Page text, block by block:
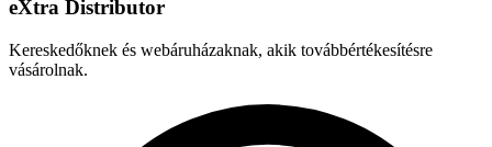
eXtra Distributor
Kereskedőknek és webáruházaknak, akik továbbértékesítésre
vásárolnak.